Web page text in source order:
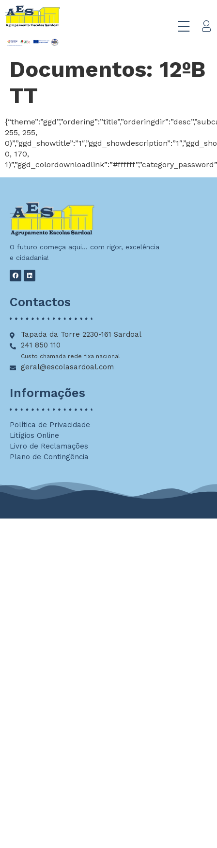
Documentos: 12ºB
TT
255, 255,
0, 170,
O futuro começa aqui… com rigor, excelência
e cidadania!
Contactos
Tapada da Torre 2230-161 Sardoal
241 850 110
Custo chamada rede fixa nacional
geral@escolasardoal.com
Informações
Política de Privacidade
Litígios Online
Livro de Reclamações
Plano de Contingência